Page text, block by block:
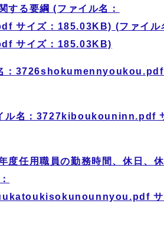
する要綱 (ファイル名：
イズ：185.03KB) (ファイル
サイズ：185.03KB)
：3726shokumennyoukou.pdf
ル名：3727kiboukouninn.pdf
度任用職員の勤務時間、休日、
サ